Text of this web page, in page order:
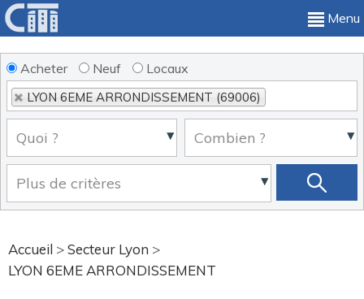
Menu
Acheter Neuf Locaux
LYON 6EME ARRONDISSEMENT (69006)
Accueil >Secteur Lyon >
LYON 6EME ARRONDISSEMENT